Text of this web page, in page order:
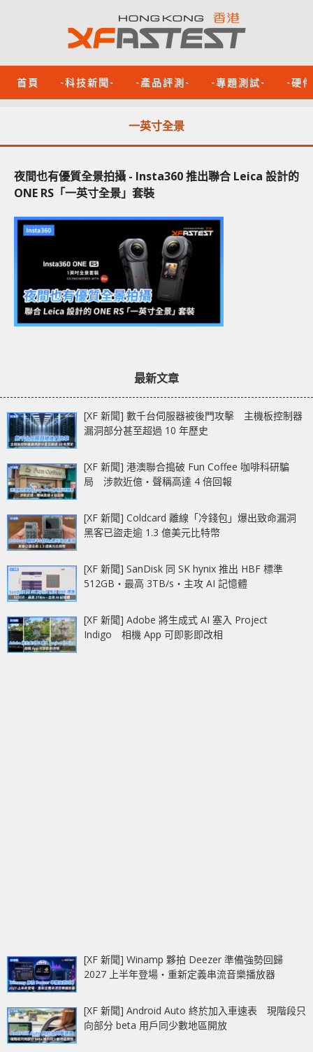
首頁 -科技新聞- -產品評測- -專題測試- -硬
一英寸全景
夜間也有優質全景拍攝 - Insta360 推出聯合 Leica 設計的
ONE RS「一英寸全景」套裝
最新文章
[XF 新聞] 數千台伺服器被後門攻擊 主機板控制器
漏洞部分甚至超過 10 年歷史
[XF 新聞] 港澳聯合搗破 Fun Coffee 咖啡科研騙
局 涉款近億‧聲稱高達 4 倍回報
[XF 新聞] Coldcard 離線「冷錢包」爆出致命漏洞
黑客已盜走逾 1.3 億美元比特幣
[XF 新聞] SanDisk 同 SK hynix 推出 HBF 標準
512GB‧最高 3TB/s‧主攻 AI 記憶體
[XF 新聞] Adobe 將生成式 AI 塞入 Project
Indigo 相機 App 可即影即改相
[XF 新聞] Winamp 夥拍 Deezer 準備強勢回歸
2027 上半年登場‧重新定義串流音樂播放器
[XF 新聞] Android Auto 終於加入車速表 現階段只
向部分 beta 用戶同少數地區開放